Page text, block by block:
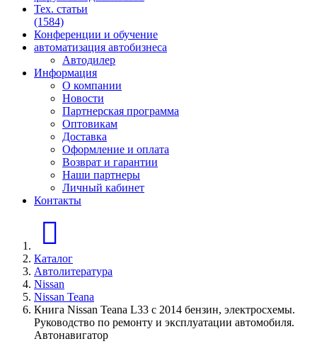
Тех. статьи
(1584)
Конференции и обучение
автоматизация автобизнеса
Автодилер
Информация
О компании
Новости
Партнерская программа
Оптовикам
Доставка
Оформление и оплата
Возврат и гарантии
Наши партнеры
Личный кабинет
Контакты
Каталог
Автолитература
Nissan
Nissan Teana
Книга Nissan Teana L33 с 2014 бензин, электросхемы.
Руководство по ремонту и эксплуатации автомобиля.
Автонавигатор